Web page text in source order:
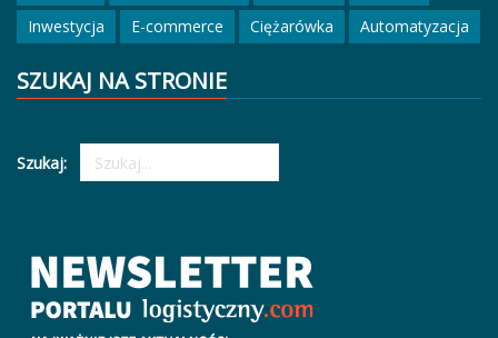
Inwestycja
E-commerce Ciężarówka Automatyzacja
SZUKAJ NA STRONIE
Szukaj: